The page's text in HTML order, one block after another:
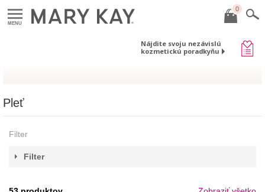
MENU
0
Nájdite svoju nezávislú
kozmetickú poradkyňu
Pleť
Filter
Filter